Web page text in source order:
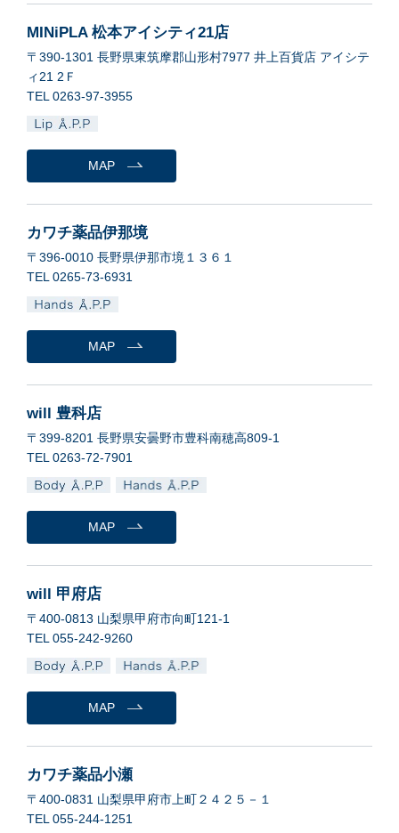
MINiPLA 松本アイシティ21店
〒390-1301 長野県東筑摩郡山形村7977 井上百貨店 アイシテ
ィ21 2Ｆ
TEL 0263-97-3955
MAP
カワチ薬品伊那境
〒396-0010 長野県伊那市境１３６１
TEL 0265-73-6931
MAP
will 豊科店
〒399-8201 長野県安曇野市豊科南穂高809-1
TEL 0263-72-7901
MAP
will 甲府店
〒400-0813 山梨県甲府市向町121-1
TEL 055-242-9260
MAP
カワチ薬品小瀬
〒400-0831 山梨県甲府市上町２４２５－１
TEL 055-244-1251